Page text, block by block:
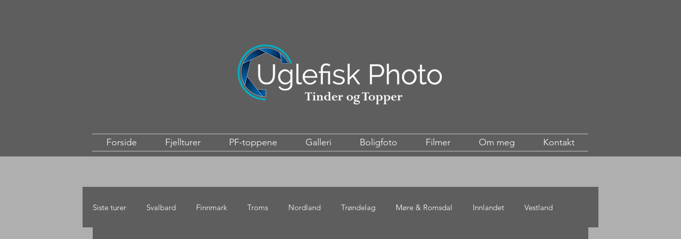
Forside Fjellturer PF-toppene Galleri Boligfoto Filmer Om meg Kontakt
Siste turer Svalbard Finnmark Troms Nordland Trøndelag Møre & Romsdal Innlandet Vestland